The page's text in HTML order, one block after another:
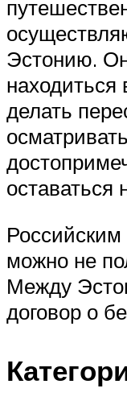
Эстонию.
находиться
делать
осматривать
оставаться
можно не
Между
договор о